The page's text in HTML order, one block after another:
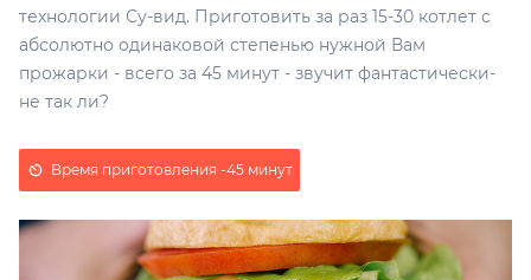
технологии Су-вид. Приготовить за раз 15-30 котлет с
абсолютно одинаковой степенью нужной Вам
прожарки - всего за 45 минут - звучит фантастически-
не так ли?
Время приготовления -45 минут